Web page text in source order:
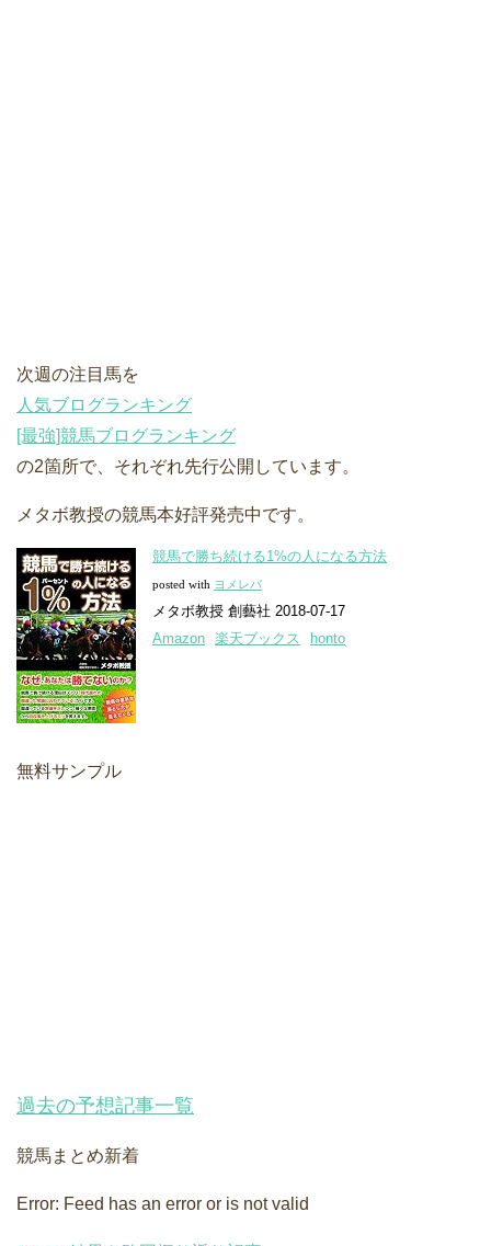
次週の注目馬を
人気ブログランキング
[最強]競馬ブログランキング
の2箇所で、それぞれ先行公開しています。
メタボ教授の競馬本好評発売中です。
競馬で勝ち続ける1%の人になる方法
posted with ヨメレバ
メタボ教授 創藝社 2018-07-17
Amazon 楽天ブックス honto
無料サンプル
過去の予想記事一覧
競馬まとめ新着
Error: Feed has an error or is not valid